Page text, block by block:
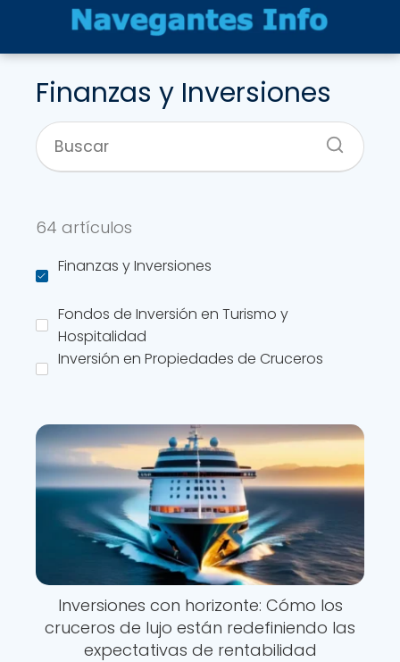
Finanzas y Inversiones
64 artículos
Finanzas y Inversiones
Fondos de Inversión en Turismo y
Hospitalidad
Inversión en Propiedades de Cruceros
Inversiones con horizonte: Cómo los
cruceros de lujo están redefiniendo las
expectativas de rentabilidad